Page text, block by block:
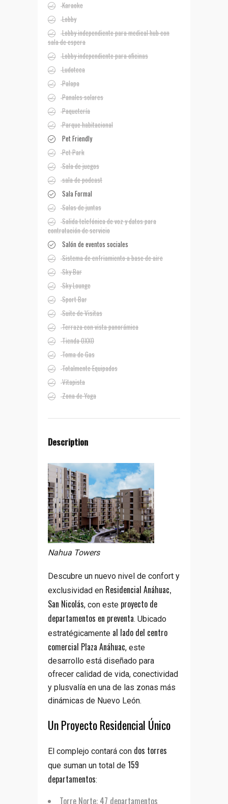
Karaoke
Lobby
Lobby independiente para medical hub con
sala de espera
Lobby independiente para oficinas
Ludoteca
Palapa
Panales solares
Paquetería
Parque habitacional
Pet Friendly
Pet Park
Sala de juegos
sala de podcast
Sala Formal
Salas de juntas
Salida telefónica de voz y datos para
contratación de servicio
Salón de eventos sociales
Sistema de enfriamiento a base de aire
Sky Bar
Sky Lounge
Sport Bar
Suite de Visitas
Terraza con vista panorámica
Tienda OXXO
Toma de Gas
Totalmente Equipados
Vitapista
Zona de Yoga
Description
Nahua Towers
Descubre un nuevo nivel de confort y
exclusividad en Residencial Anáhuac,
San Nicolás, con este proyecto de
departamentos en preventa. Ubicado
estratégicamente al lado del centro
comercial Plaza Anáhuac, este
desarrollo está diseñado para
ofrecer calidad de vida, conectividad
y plusvalía en una de las zonas más
dinámicas de Nuevo León.
Un Proyecto Residencial Único
El complejo contará con dos torres
que suman un total de 159
departamentos:
Torre Norte: 47 departamentos